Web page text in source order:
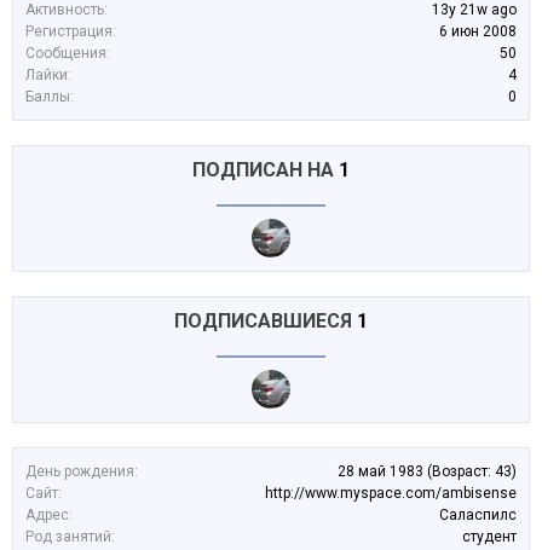
Активность:
13y 21w ago
Регистрация:
6 июн 2008
Сообщения:
50
Лайки:
4
Баллы:
0
ПОДПИСАН НА 1
ПОДПИСАВШИЕСЯ 1
День рождения: 28 май 1983 (Возраст: 43)
Сайт:
http://www.myspace.com/ambisense
Адрес:
Саласпилс
Род занятий:
студент